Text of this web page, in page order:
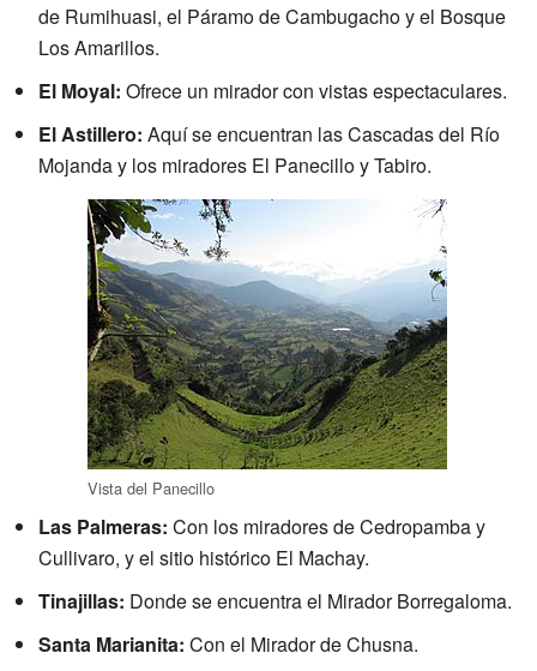
de Rumihuasi, el Páramo de Cambugacho y el Bosque
Los Amarillos.
El Moyal: Ofrece un mirador con vistas espectaculares.
El Astillero: Aquí se encuentran las Cascadas del Río
Mojanda y los miradores El Panecillo y Tabiro.
Vista del Panecillo
Las Palmeras: Con los miradores de Cedropamba y
Cullivaro, y el sitio histórico El Machay.
Tinajillas: Donde se encuentra el Mirador Borregaloma.
Santa Marianita: Con el Mirador de Chusna.